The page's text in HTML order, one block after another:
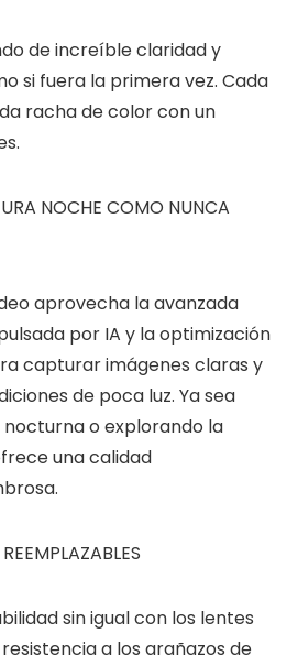
de increíble claridad y
si fuera la primera vez. Cada
racha de color con un
NOCHE COMO NUNCA
aprovecha la avanzada
por IA y la optimización
capturar imágenes claras y
de poca luz. Ya sea
o explorando la
una calidad
sin igual con los lentes
a los arañazos de